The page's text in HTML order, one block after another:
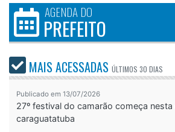
AGENDA DO
PREFEITO
MAIS ACESSADAS ÚLTIMOS 30 DIAS
Publicado em 13/07/2026
27º festival do camarão começa
caraguatatuba